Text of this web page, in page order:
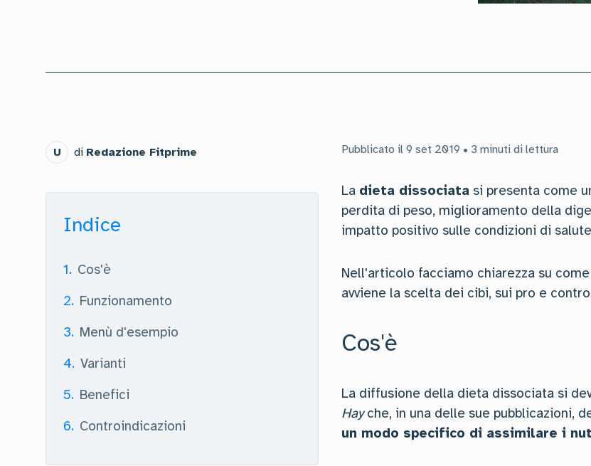
U di Redazione Fitprime
Indice
1. Cos'è
2. Funzionamento
3. Menù d'esempio
4. Varianti
5. Benefici
6. Controindicazioni
Pubblicato il 9 set 2019 • 3 minuti di lettura
La dieta dissociata si presenta come
perdita di peso, miglioramento della
impatto positivo sulle condizioni di
Nell'articolo facciamo chiarezza su
avviene la scelta dei cibi, sui pro e
Cos'è
La diffusione della dieta dissociata si
Hayche, in una delle sue pubblicazioni,
un modo specifico di assimilare i